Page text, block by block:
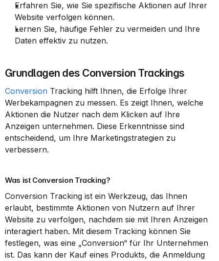
Erfahren Sie, wie Sie spezifische Aktionen auf Ihrer
Website verfolgen können.
Lernen Sie, häufige Fehler zu vermeiden und Ihre
Daten effektiv zu nutzen.
Grundlagen des Conversion Trackings
Conversion Tracking hilft Ihnen, die Erfolge Ihrer
Werbekampagnen zu messen. Es zeigt Ihnen, welche
Aktionen die Nutzer nach dem Klicken auf Ihre
Anzeigen unternehmen. Diese Erkenntnisse sind
entscheidend, um Ihre Marketingstrategien zu
verbessern.
Was ist Conversion Tracking?
Conversion Tracking ist ein Werkzeug, das Ihnen
erlaubt, bestimmte Aktionen von Nutzern auf Ihrer
Website zu verfolgen, nachdem sie mit Ihren Anzeigen
interagiert haben. Mit diesem Tracking können Sie
festlegen, was eine „Conversion“ für Ihr Unternehmen
ist. Das kann der Kauf eines Produkts, die Anmeldung